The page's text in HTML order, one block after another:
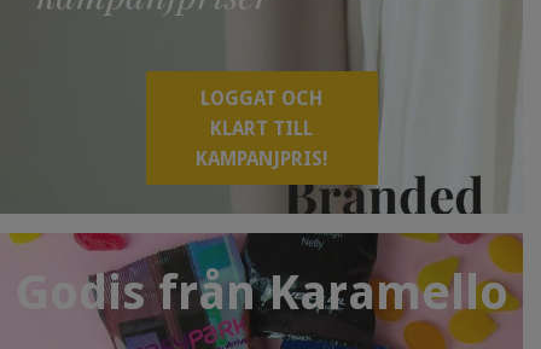
LOGGAT OCH
KLART TILL
KAMPANJPRIS!
Godis från Karamello